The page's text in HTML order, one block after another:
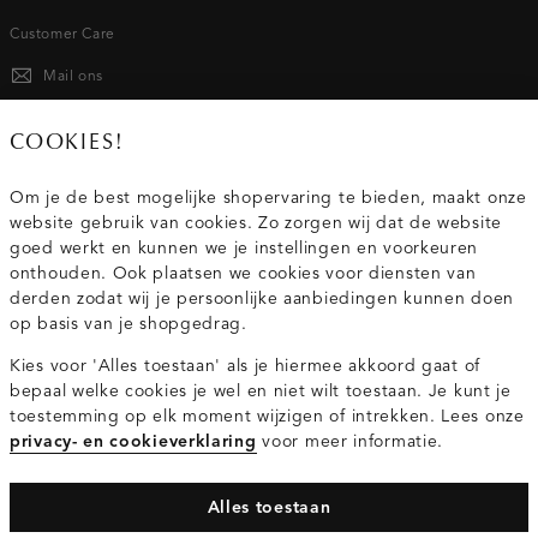
Customer Care
Mail ons
020 - 3412 667
Service
Wij zijn Costes
Topcategorieën voor jou
Privacy- en cookieverklaringAlgemene Voorwaarden
COOKIES!
Om je de best mogelijke shopervaring te bieden, maakt onze
website gebruik van cookies. Zo zorgen wij dat de website
goed werkt en kunnen we je instellingen en voorkeuren
onthouden. Ook plaatsen we cookies voor diensten van
derden zodat wij je persoonlijke aanbiedingen kunnen doen
op basis van je shopgedrag.
Kies voor 'Alles toestaan' als je hiermee akkoord gaat of
bepaal welke cookies je wel en niet wilt toestaan. Je kunt je
toestemming op elk moment wijzigen of intrekken. Lees onze
privacy- en cookieverklaring voor meer informatie.
Alles toestaan